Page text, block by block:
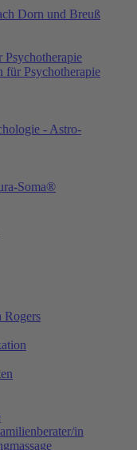
Dorn und Breuß
Psychotherapie
- Astro-
Soma®
Rogers
in